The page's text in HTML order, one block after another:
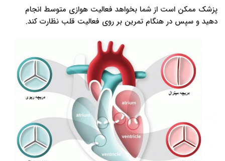
پزشک ممکن است از شما بخواهد فعالیت هوازی متوسط انجام
دهید و سپس در هنگام تمرین بر روی فعالیت قلب نظارت کند.